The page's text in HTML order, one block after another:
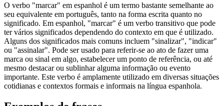
O verbo "marcar" em espanhol é um termo bastante semelhante ao
seu equivalente em português, tanto na forma escrita quanto no
significado. Em espanhol, "marcar" é um verbo transitivo que pode
ter vários significados dependendo do contexto em que é utilizado.
Alguns dos significados mais comuns incluem "sinalizar", "indicar"
ou "assinalar". Pode ser usado para referir-se ao ato de fazer uma
marca ou sinal em algo, estabelecer um ponto de referência, ou até
mesmo destacar ou sublinhar alguma informação ou evento
importante. Este verbo é amplamente utilizado em diversas situações
cotidianas e contextos formais e informais na língua espanhola.